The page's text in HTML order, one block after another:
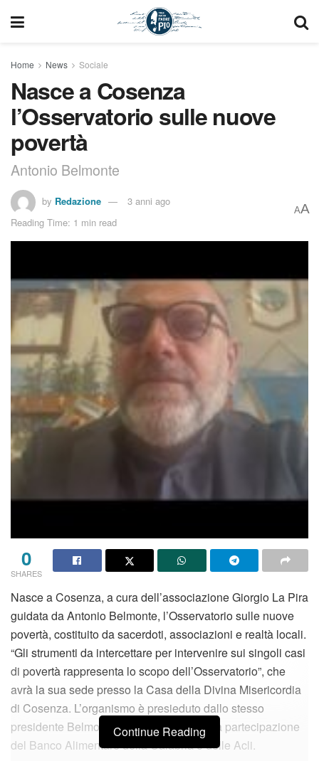
Home News Sociale
Nasce a Cosenza
l’Osservatorio sulle nuove
povertà
Antonio Belmonte
by Redazione
3 anni ago
Reading Time: 1 min read
AA
0
SHARES
Nasce a Cosenza, a cura dell’associazione Giorgio La Pira
guidata da Antonio Belmonte, l’Osservatorio sulle nuove
povertà, costituito da sacerdoti, associazioni e realtà locali.
“Gli strumenti da intercettare per intervenire sui singoli casi
di povertà rappresenta lo scopo dell’Osservatorio”, che
avrà la sua sede presso la Casa della Divina Misericordia
di Cosenza. L’organismo è presieduto dallo stesso
presidente Belmonte e vede, tra gli altri, la partecipazione
del Banco Alimentare della Calabria e delle Acli.
Continue Reading